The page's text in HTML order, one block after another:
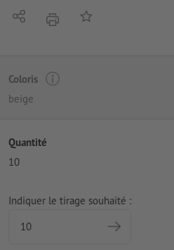
PartagerimprimerAjouter à liste d'article
Coloris
beige
Quantité
10
Indiquer le tirage souhaité :